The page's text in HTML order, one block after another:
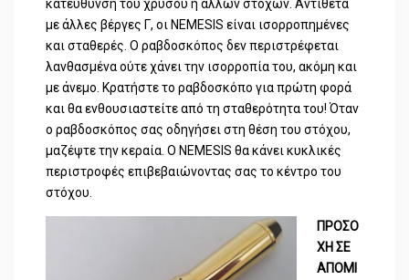
κατεύθυνση του χρυσού ή άλλων στόχων. Αντίθετα
με άλλες βέργες Γ, οι NEMESIS είναι ισορροπημένες
και σταθερές. Ο ραβδοσκόπος δεν περιστρέφεται
λανθασμένα ούτε χάνει την ισορροπία του, ακόμη και
με άνεμο. Κρατήστε το ραβδοσκόπο για πρώτη φορά
και θα ενθουσιαστείτε από τη σταθερότητα του! Όταν
ο ραβδοσκόπος σας οδηγήσει στη θέση του στόχου,
μαζέψτε την κεραία. Ο NEMESIS θα κάνει κυκλικές
περιστροφές επιβεβαιώνοντας σας το κέντρο του
στόχου.
ΠΡΟΣΟ
ΧΗ ΣΕ
ΑΠΟΜΙ